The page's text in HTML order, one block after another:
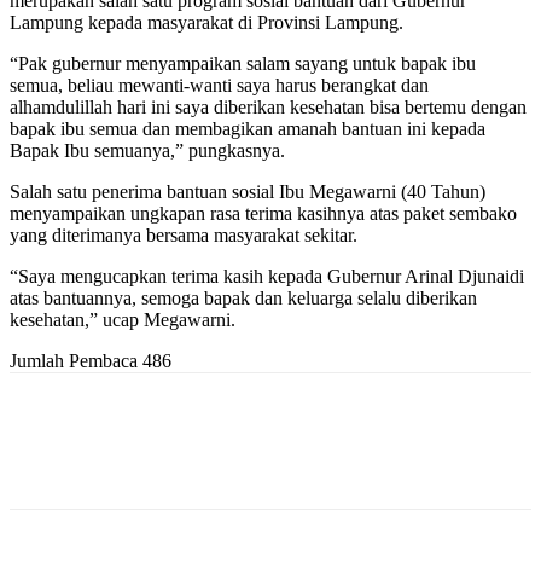
Lampung kepada masyarakat di Provinsi Lampung.
“Pak gubernur menyampaikan salam sayang untuk bapak ibu
semua, beliau mewanti-wanti saya harus berangkat dan
alhamdulillah hari ini saya diberikan kesehatan bisa bertemu dengan
bapak ibu semua dan membagikan amanah bantuan ini kepada
Bapak Ibu semuanya,” pungkasnya.
Salah satu penerima bantuan sosial Ibu Megawarni (40 Tahun)
menyampaikan ungkapan rasa terima kasihnya atas paket sembako
yang diterimanya bersama masyarakat sekitar.
“Saya mengucapkan terima kasih kepada Gubernur Arinal Djunaidi
atas bantuannya, semoga bapak dan keluarga selalu diberikan
kesehatan,” ucap Megawarni.
Jumlah Pembaca 486